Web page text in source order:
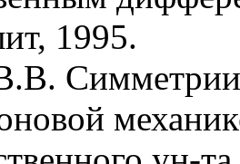
1995.